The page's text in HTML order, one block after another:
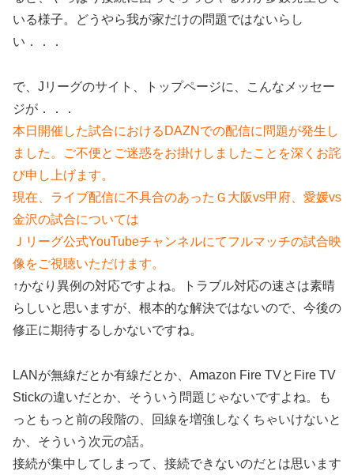
いる様子。どうやら我が家だけの問題ではないらし
い．．．
で、Jリーグのサイト、トップページに、こんなメッセー
ジが．．．
本日開催した試合におけるDAZNでの配信に問題が発生し
ました。ご不便とご迷惑をお掛けしましたことを深くお詫
び申し上げます。
現在、ライブ配信に不具合のあったＧ大阪vs甲府、愛媛vs
金沢の試合については
Ｊリーグ公式YouTubeチャンネルにてフルマッチの試合映
像をご視聴いただけます。
↑かなり異例の対応ですよね。トラブル対応の速さは素晴
らしいと思いますが、根本的な解決ではないので、今後の
修正に期待するしかないですね。
LANが無線だとか有線だとか、Amazon Fire TVとFire TV
Stickの違いだとか、そういう問題じゃないですよね。も
っともっと前の段階の、回線を増強しなくちゃいけないと
か、そういう次元の話。
接続が集中してしまって、接続できないのだとは思います